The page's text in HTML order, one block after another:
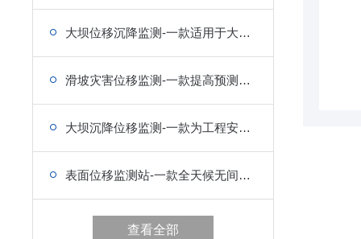
大坝位移沉降监测-一款适用于大型工程项目的地质灾害监测设备
滑坡灾害位移监测-一款提高预测精度的地质灾害监测设备
大坝沉降位移监测-一款为工程安全保驾护航的地质灾害监测设备
表面位移监测站-一款全天候无间断监测的地质灾害监测设备
查看全部